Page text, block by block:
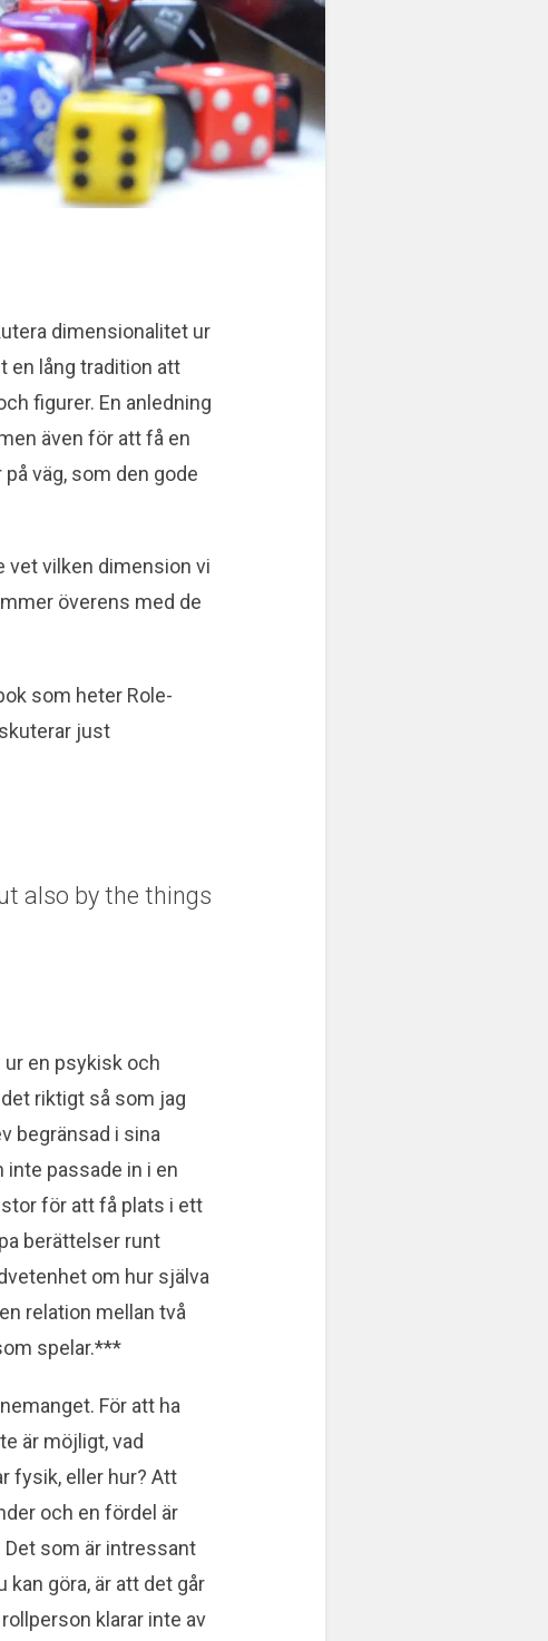
dimensionalitet ur
en lång tradition att
figurer. En anledning
även för att få en
väg, som den gode
vet vilken dimension vi
överens med de
som heter Role-
just
also by the things
ur en psykisk och
riktigt så som jag
begränsad i sina
passade in i en
för att få plats i ett
berättelser runt
om hur själva
relation mellan två
spelar.***
För att ha
är möjligt, vad
fysik, eller hur? Att
och en fördel är
Det som är intressant
göra, är att det går
klarar inte av